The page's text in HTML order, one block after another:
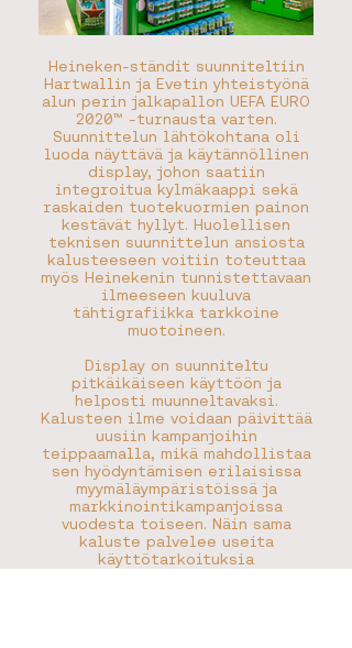
Heineken-ständit suunniteltiin
Hartwallin ja Evetin yhteistyönä
alun perin jalkapallon UEFA EURO
2020™ -turnausta varten.
Suunnittelun lähtökohtana oli
luoda näyttävä ja käytännöllinen
display, johon saatiin
integroitua kylmäkaappi sekä
raskaiden tuotekuormien painon
kestävät hyllyt. Huolellisen
teknisen suunnittelun ansiosta
kalusteeseen voitiin toteuttaa
myös Heinekenin tunnistettavaan
ilmeeseen kuuluva
tähtigrafiikka tarkkoine
muotoineen.
Display on suunniteltu
pitkäikäiseen käyttöön ja
helposti muunneltavaksi.
Kalusteen ilme voidaan päivittää
uusiin kampanjoihin
teippaamalla, mikä mahdollistaa
sen hyödyntämisen erilaisissa
myymäläympäristöissä ja
markkinointikampanjoissa
vuodesta toiseen. Näin sama
kaluste palvelee useita
käyttötarkoituksia